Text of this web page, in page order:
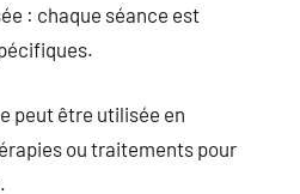
: chaque séance est
peut être utilisée en
ou traitements pour